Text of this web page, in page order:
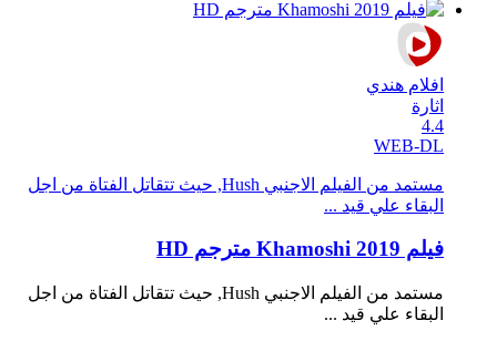
افلام هندي
اثارة
4.4
WEB-DL
مستمد من الفيلم الاجنبي Hush, حيث تتقاتل الفتاة من اجل
البقاء علي قيد ...
فيلم Khamoshi 2019 مترجم HD
مستمد من الفيلم الاجنبي Hush, حيث تتقاتل الفتاة من اجل
البقاء علي قيد ...